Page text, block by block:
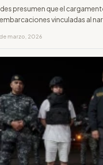
presumen que el
vinculadas al
de marzo, 2026